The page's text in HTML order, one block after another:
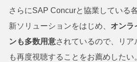
さらにSAP Concurと協業している
新ソリューションをはじめ、 オンラ
ンも多数用意されているので、リア
も再度視聴することをお薦めしたい